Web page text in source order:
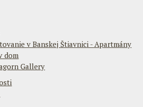
v Banskej Štiavnici - Apartmány
dom
Gallery